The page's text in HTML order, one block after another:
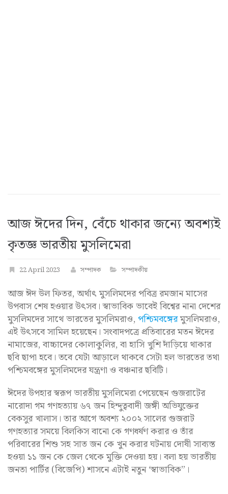
আজ ঈদের দিন, বেঁচে থাকার জন্যে অবশ্যই
কৃতজ্ঞ ভারতীয় মুসলিমেরা
22 April 2023 সম্পাদক সম্পাদকীয়
আজ ঈদ উল ফিতর, অর্থাৎ মুসলিমদের পবিত্র রমজান মাসের
উপবাস শেষ হওয়ার উৎসব। স্বাভাবিক ভাবেই বিশ্বের নানা দেশের
মুসলিমদের সাথে ভারতের মুসলিমরাও, পশ্চিমবঙ্গেরমুসলিমরাও,
এই উৎসবে সামিল হয়েছেন। সংবাদপত্রে প্রতিবারের মতন ঈদের
নামাজের, বাচ্চাদের কোলাকুলির, বা হাসি খুশি দাঁড়িয়ে থাকার
ছবি ছাপা হবে। তবে যেটা আড়ালে থাকবে সেটা হল ভারতের তথা
পশ্চিমবঙ্গের মুসলিমদের যন্ত্রণা ও বঞ্চনার ছবিটি।
ঈদের উপহার স্বরূপ ভারতীয় মুসলিমেরা পেয়েছেন গুজরাটের
নারোদা গম গণহত্যায় ৬৭ জন হিন্দুত্ববাদী জঙ্গী অভিযুক্তের
বেকসুর খালাস। তার আগে অবশ্য ২০০২ সালের গুজরাট
গণহত্যার সময়ে বিলকিস বানো কে গণধর্ষণ করার ও তাঁর
পরিবারের শিশু সহ সাত জন কে খুন করার ঘটনায় দোষী সাব্যস্ত
হওয়া ১১ জন কে জেল থেকে মুক্তি দেওয়া হয়। বলা হয় ভারতীয়
জনতা পার্টির (বিজেপি) শাসনে এটাই নতুন ‘স্বাভাবিক”।